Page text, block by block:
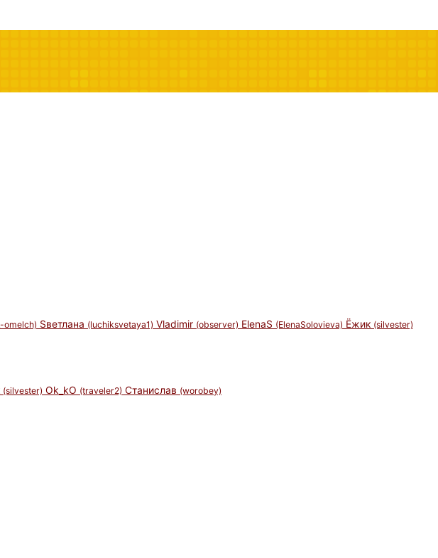
omelch) Sветлана (luchiksvetaya1) Vladimir (observer) ElenaS (ElenaSolovieva) Ёжик (silvester)
(silvester) Ok_kO (traveler2) Станислав (worobey)